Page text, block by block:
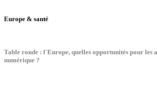
Europe & santé
Table ronde : l'Europe, quelles opportunités pour les
numérique ?